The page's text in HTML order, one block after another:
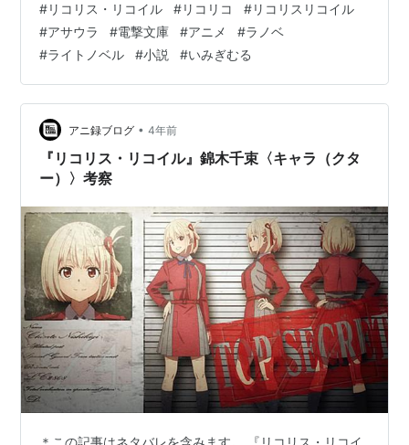
的な位置づけの本作。 テレビアニメ放送中に既に購入し
ていましたが、アニメを全話見終わってから読もうと思
って待っていました。 つい最近読み終わりましたので感
想、レビューを書いて行きます。 いつも通り私の個人的
な評価です。 アサウラ いみ…
#リコリス・リコイル #リコリコ #リコリスリコイル
#アサウラ #電撃文庫 #アニメ #ラノベ
#ライトノベル #小説 #いみぎむる
アニ録ブログ • 4年前
『リコリス・リコイル』錦木千束〈キャラ（クタ
ー）〉考察